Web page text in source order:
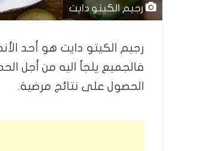
رجيم الكيتو دايت
رجيم الكيتو دايت هو أحد
فالجميع يلجأ اليه من أجل
الحصول على نتائج مرضية.